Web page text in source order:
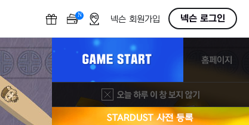
N OFF넥슨 회원가입 넥슨 로그인